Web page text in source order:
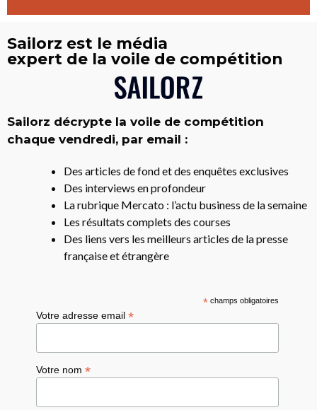
Sailorz est le média
expert de la voile de compétition
Sailorz décrypte la voile de compétition
chaque vendredi, par email :
Des articles de fond et des enquêtes exclusives
Des interviews en profondeur
La rubrique Mercato : l’actu business de la semaine
Les résultats complets des courses
Des liens vers les meilleurs articles de la presse
française et étrangère
*champs obligatoires
Votre adresse email*
Votre nom*